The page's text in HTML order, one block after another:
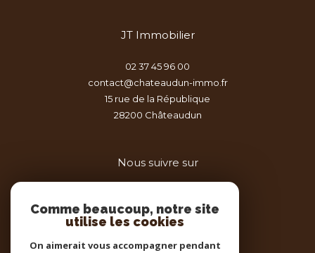
JT Immobilier
02 37 45 96 00
contact@chateaudun-immo.fr
15 rue de la République
28200
châteaudun
Nous suivre sur
Comme beaucoup, notre site
utilise les cookies
On aimerait vous accompagner pendant